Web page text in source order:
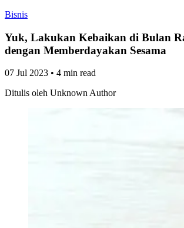
Bisnis
Yuk, Lakukan Kebaikan di Bulan
dengan Memberdayakan Sesama
07 Jul 2023 • 4 min read
Ditulis oleh Unknown Author